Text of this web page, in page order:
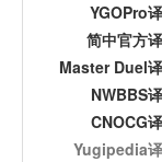
YGOPro
简中官方
Master Duel
NWBBS
CNOCG
Yugipedia